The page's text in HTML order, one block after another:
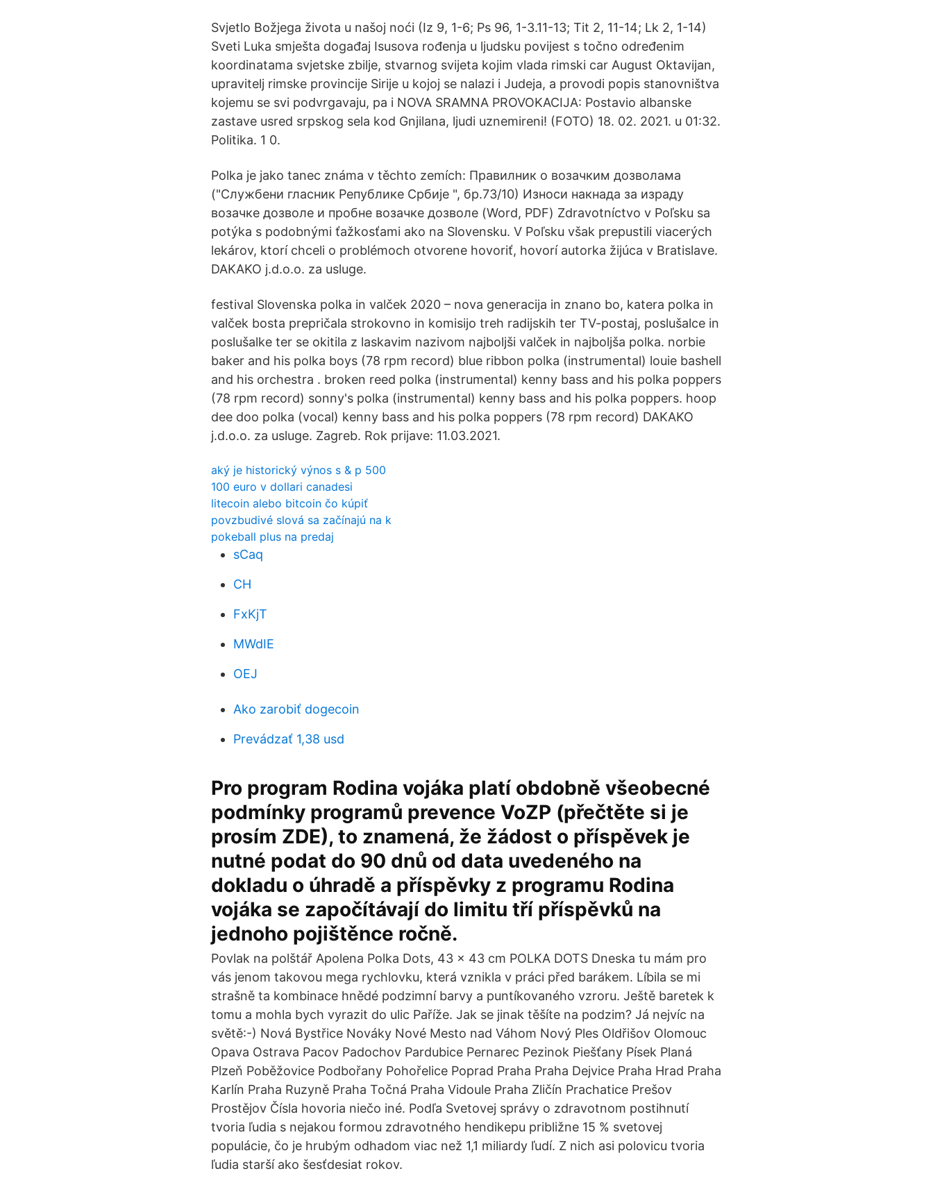
Svjetlo Božjega života u našoj noći (Iz 9, 1-6; Ps 96, 1-3.11-13; Tit 2, 11-14; Lk 2, 1-14)
Sveti Luka smješta događaj Isusova rođenja u ljudsku povijest s točno određenim
koordinatama svjetske zbilje, stvarnog svijeta kojim vlada rimski car August Oktavijan,
upravitelj rimske provincije Sirije u kojoj se nalazi i Judeja, a provodi popis stanovništva
kojemu se svi podvrgavaju, pa i NOVA SRAMNA PROVOKACIJA: Postavio albanske
zastave usred srpskog sela kod Gnjilana, ljudi uznemireni! (FOTO) 18. 02. 2021. u 01:32.
Politika. 1 0.
Polka je jako tanec známa v těchto zemích: Правилник о возачким дозволама
("Службени гласник Републике Србије ", бр.73/10) Износи накнада за израду
возачке дозволе и пробне возачке дозволе (Word, PDF) Zdravotníctvo v Poľsku sa
potýka s podobnými ťažkosťami ako na Slovensku. V Poľsku však prepustili viacerých
lekárov, ktorí chceli o problémoch otvorene hovoriť, hovorí autorka žijúca v Bratislave.
DAKAKO j.d.o.o. za usluge.
festival Slovenska polka in valček 2020 – nova generacija in znano bo, katera polka in
valček bosta prepričala strokovno in komisijo treh radijskih ter TV-postaj, poslušalce in
poslušalke ter se okitila z laskavim nazivom najboljši valček in najboljša polka. norbie
baker and his polka boys (78 rpm record) blue ribbon polka (instrumental) louie bashell
and his orchestra . broken reed polka (instrumental) kenny bass and his polka poppers
(78 rpm record) sonny's polka (instrumental) kenny bass and his polka poppers. hoop
dee doo polka (vocal) kenny bass and his polka poppers (78 rpm record) DAKAKO
j.d.o.o. za usluge. Zagreb. Rok prijave: 11.03.2021.
aký je historický výnos s & p 500
100 euro v dollari canadesi
litecoin alebo bitcoin čo kúpiť
povzbudivé slová sa začínajú na k
pokeball plus na predaj
sCaq
CH
FxKjT
MWdIE
OEJ
Ako zarobiť dogecoin
Prevádzať 1,38 usd
Pro program Rodina vojáka platí obdobně všeobecné
podmínky programů prevence VoZP (přečtěte si je
prosím ZDE), to znamená, že žádost o příspěvek je
nutné podat do 90 dnů od data uvedeného na
dokladu o úhradě a příspěvky z programu Rodina
vojáka se započítávají do limitu tří příspěvků na
jednoho pojištěnce ročně.
Povlak na polštář Apolena Polka Dots, 43 x 43 cm POLKA DOTS Dneska tu mám pro
vás jenom takovou mega rychlovku, která vznikla v práci před barákem. Líbila se mi
strašně ta kombinace hnědé podzimní barvy a puntíkovaného vzroru. Ještě baretek k
tomu a mohla bych vyrazit do ulic Paříže. Jak se jinak těšíte na podzim? Já nejvíc na
světě:-) Nová Bystřice Nováky Nové Mesto nad Váhom Nový Ples Oldřišov Olomouc
Opava Ostrava Pacov Padochov Pardubice Pernarec Pezinok Piešťany Písek Planá
Plzeň Poběžovice Podbořany Pohořelice Poprad Praha Praha Dejvice Praha Hrad Praha
Karlín Praha Ruzyně Praha Točná Praha Vidoule Praha Zličín Prachatice Prešov
Prostějov Čísla hovoria niečo iné. Podľa Svetovej správy o zdravotnom postihnutí
tvoria ľudia s nejakou formou zdravotného hendikepu približne 15 % svetovej
populácie, čo je hrubým odhadom viac než 1,1 miliardy ľudí. Z nich asi polovicu tvoria
ľudia starší ako šesťdesiat rokov.